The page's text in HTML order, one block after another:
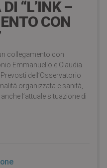
“L’INK –
CON
collegamento con
Emmanuello e Claudia
dell’Osservatorio
organizzata e sanità,
l’attuale situazione di